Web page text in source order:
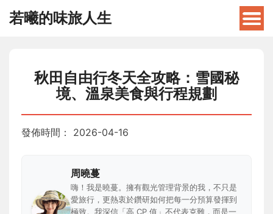
若曦的味旅人生
秋田自由行冬天全攻略：雪國秘
境、溫泉美食與行程規劃
發佈時間： 2026-04-16
周曉蔓
嗨！我是曉蔓。擁有觀光管理背景的我，不只是
愛旅行，更熱衷於鑽研如何把每一分預算發揮到
極致。我深信「高 CP 值」不代表克難，而是一